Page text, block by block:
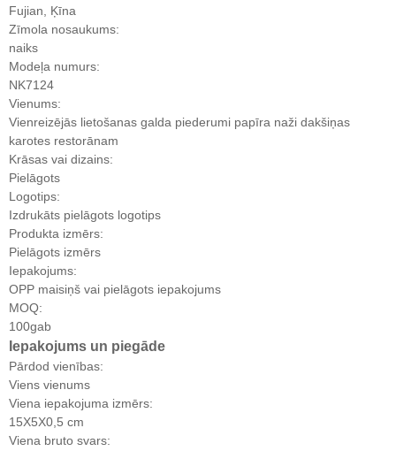
Fujian, Ķīna
Zīmola nosaukums:
naiks
Modeļa numurs:
NK7124
Vienums:
Vienreizējās lietošanas galda piederumi papīra naži dakšiņas
karotes restorānam
Krāsas vai dizains:
Pielāgots
Logotips:
Izdrukāts pielāgots logotips
Produkta izmērs:
Pielāgots izmērs
Iepakojums:
OPP maisiņš vai pielāgots iepakojums
MOQ:
100gab
Iepakojums un piegāde
Pārdod vienības:
Viens vienums
Viena iepakojuma izmērs:
15X5X0,5 cm
Viena bruto svars: